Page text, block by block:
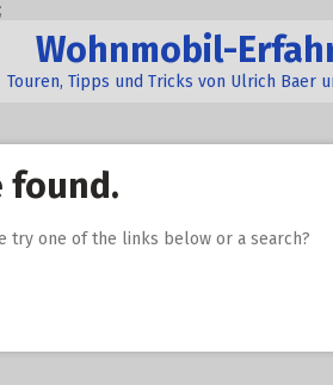
Wohnmobil-
Touren, Tipps und Tricks von Ulrich Baer
found.
try one of the links below or a search?